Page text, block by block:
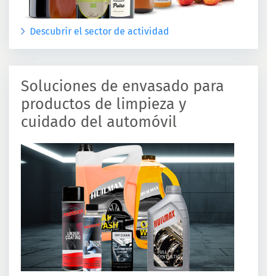
Descubrir el sector de actividad
Soluciones de envasado para
productos de limpieza y
cuidado del automóvil